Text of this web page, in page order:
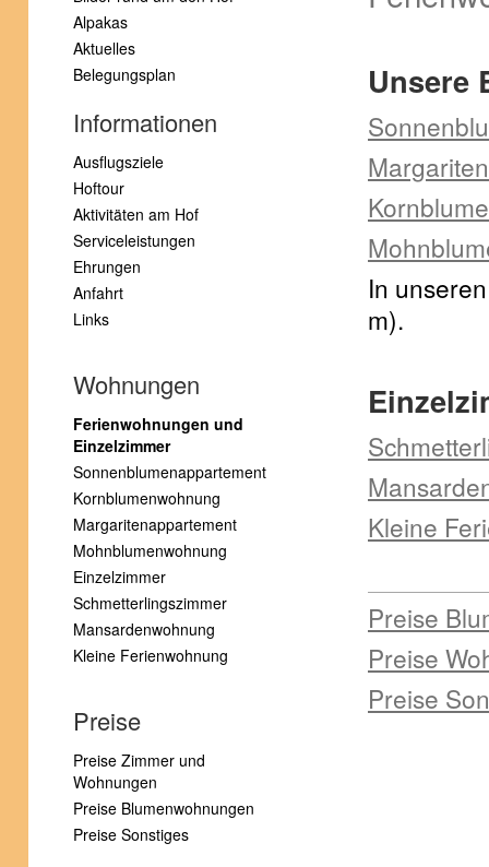
Alpakas
Aktuelles
Belegungsplan
Informationen
Ausflugsziele
Hoftour
Aktivitäten am Hof
Serviceleistungen
Ehrungen
Anfahrt
Links
Wohnungen
Ferienwohnungen und
Einzelzimmer
Sonnenblumenappartement
Kornblumenwohnung
Margaritenappartement
Mohnblumenwohnung
Einzelzimmer
Schmetterlingszimmer
Mansardenwohnung
Kleine Ferienwohnung
Preise
Preise Zimmer und
Wohnungen
Preise Blumenwohnungen
Preise Sonstiges
Unsere
In
m).
Kleine
Preise
Preise
Preise